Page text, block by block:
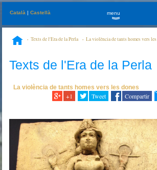
Català |Castellà menu
»
Texts de l'Era de la Perla
La violència de tants homes vers les
Texts de l'Era de la Perla
La violència de tants homes vers les dones
+1 Tweet Compartir